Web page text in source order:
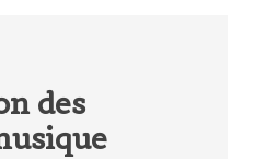
des